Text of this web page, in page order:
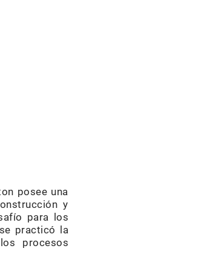
posee una
y
para los
practicó la
procesos